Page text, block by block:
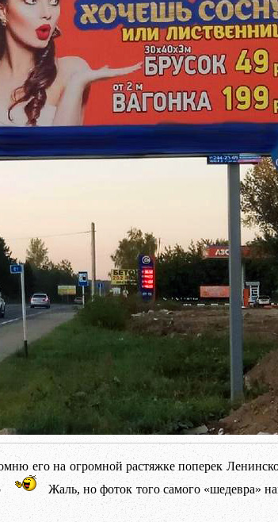
его на огромной растяжке поперек
Жаль, но фоток того самого «шедевра»